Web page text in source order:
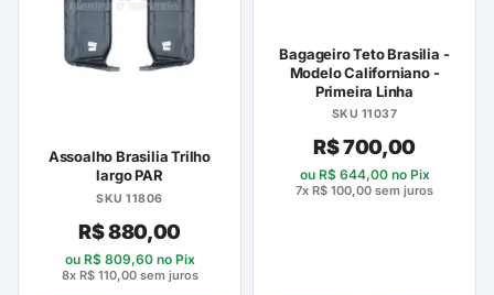
Assoalho Brasilia Trilho
largo PAR
SKU 11806
R$880,00
ou R$809,60no Pix
8x R$110,00sem juros
Bagageiro Teto Brasilia -
Modelo Californiano -
Primeira Linha
SKU 11037
R$700,00
ou R$644,00no Pix
7x R$ 100,00 sem juros